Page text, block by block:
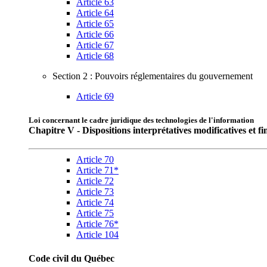
Article 63
Article 64
Article 65
Article 66
Article 67
Article 68
Section 2 : Pouvoirs réglementaires du gouvernement
Article 69
Loi concernant le cadre juridique des technologies de l'information
Chapitre V - Dispositions interprétatives modificatives et
Article 70
Article 71*
Article 72
Article 73
Article 74
Article 75
Article 76*
Article 104
Code civil du Québec